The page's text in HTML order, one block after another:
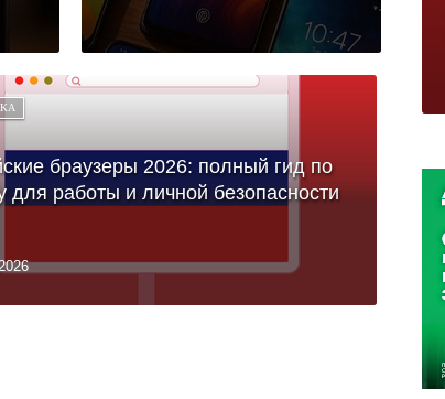
браузеры 2026: полный гид по
для работы и личной безопасности